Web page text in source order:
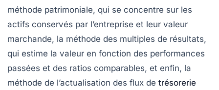
méthode patrimoniale, qui se concentre sur les
actifs conservés par l’entreprise et leur valeur
marchande, la méthode des multiples de résultats,
qui estime la valeur en fonction des performances
passées et des ratios comparables, et enfin, la
méthode de l’actualisation des flux de trésorerie